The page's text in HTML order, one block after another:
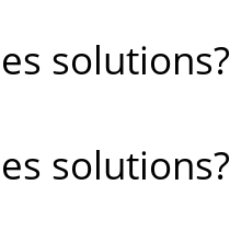
solutions?
solutions?